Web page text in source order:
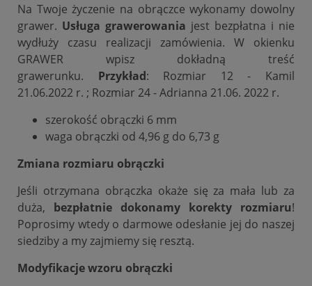
Na Twoje życzenie na obrączce wykonamy dowolny
grawer. Usługa grawerowania jest bezpłatna i nie
wydłuży czasu realizacji zamówienia. W okienku
GRAWER wpisz dokładną treść
grawerunku.
Przykład: Rozmiar 12 - Kamil
21.06.2022 r. ; Rozmiar 24 - Adrianna 21.06. 2022 r.
szerokość obrączki 6 mm
waga obrączki od 4,96 g do 6,73 g
Zmiana rozmiaru obrączki
Jeśli otrzymana obrączka okaże się za mała lub za
duża, bezpłatnie dokonamy korekty rozmiaru!
Poprosimy wtedy o darmowe odesłanie jej do naszej
siedziby a my zajmiemy się resztą.
Modyfikacje wzoru obrączki